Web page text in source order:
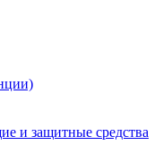
и защитные средства